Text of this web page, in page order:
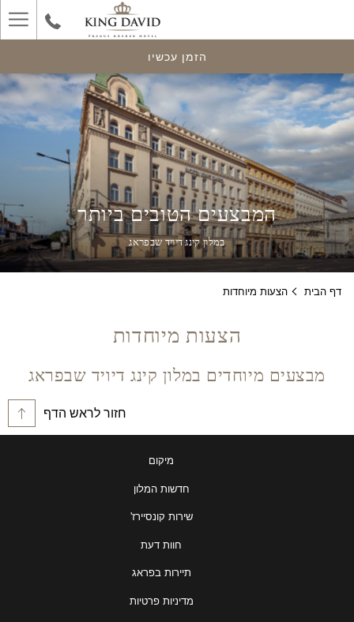
הזמן עכשיו
המבצעים הטובים ביותר
במלון קינג דיויד שבפראג
דף הבית הצעות מיוחדות
הצעות מיוחדות
מבצעים מיוחדים במלון קינג דיויד שבפראג
חזור לראש הדף
מיקום
חדשות המלון
שירות קונסיירז'
חוות דעת
תיירות בפראג
מדיניות פרטיות